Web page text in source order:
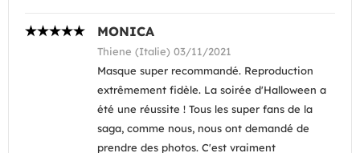
MONICA
Thiene (Italie) 03/11/2021
Masque super recommandé. Reproduction
extrêmement fidèle. La soirée d'Halloween a
été une réussite ! Tous les super fans de la
saga, comme nous, nous ont demandé de
prendre des photos. C'est vraiment